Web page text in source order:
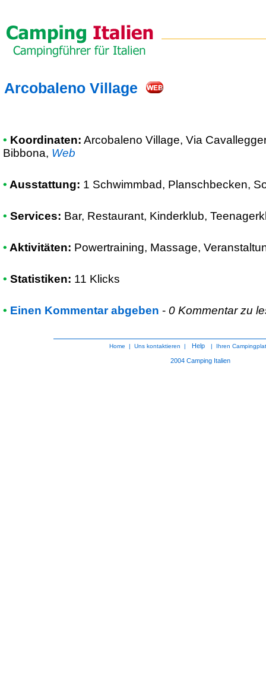
Arcobaleno Village
• Koordinaten: Arcobaleno Village, Via
Bibbona, Web
• Ausstattung: 1 Schwimmbad, Planschbecken,
• Services: Bar, Restaurant, Kinderklub,
• Aktivitäten: Powertraining, Massage,
• Statistiken: 11 Klicks
• Einen Kommentar abgeben - 0 Kommentar zu
Home |Uns kontaktieren | Help | Ihren
2004Camping Italien